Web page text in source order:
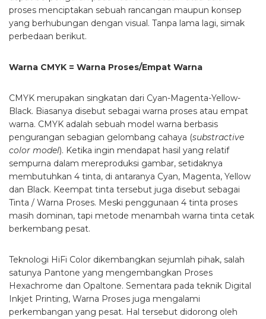
proses menciptakan sebuah rancangan maupun konsep
yang berhubungan dengan visual. Tanpa lama lagi, simak
perbedaan berikut.
Warna CMYK = Warna Proses/Empat Warna
CMYK merupakan singkatan dari Cyan-Magenta-Yellow-
Black. Biasanya disebut sebagai warna proses atau empat
warna. CMYK adalah sebuah model warna berbasis
pengurangan sebagian gelombang cahaya (substractive
color model). Ketika ingin mendapat hasil yang relatif
sempurna dalam mereproduksi gambar, setidaknya
membutuhkan 4 tinta, di antaranya Cyan, Magenta, Yellow
dan Black. Keempat tinta tersebut juga disebut sebagai
Tinta / Warna Proses. Meski penggunaan 4 tinta proses
masih dominan, tapi metode menambah warna tinta cetak
berkembang pesat.
Teknologi HiFi Color dikembangkan sejumlah pihak, salah
satunya Pantone yang mengembangkan Proses
Hexachrome dan Opaltone. Sementara pada teknik Digital
Inkjet Printing, Warna Proses juga mengalami
perkembangan yang pesat. Hal tersebut didorong oleh